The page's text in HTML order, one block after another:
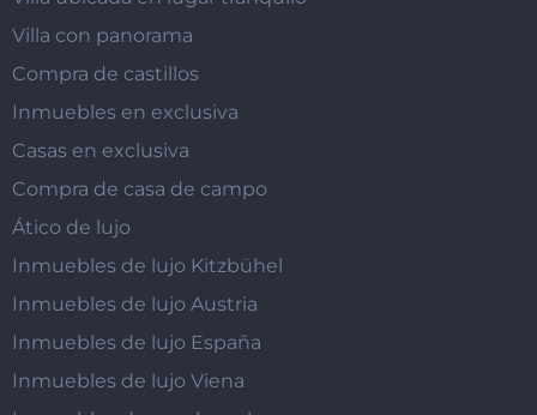
Villa con panorama
Compra de castillos
Inmuebles en exclusiva
Casas en exclusiva
Compra de casa de campo
Ático de lujo
Inmuebles de lujo Kitzbühel
Inmuebles de lujo Austria
Inmuebles de lujo España
Inmuebles de lujo Viena